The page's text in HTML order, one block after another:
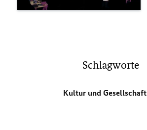
Schlagworte
Kultur und Gesellschaft